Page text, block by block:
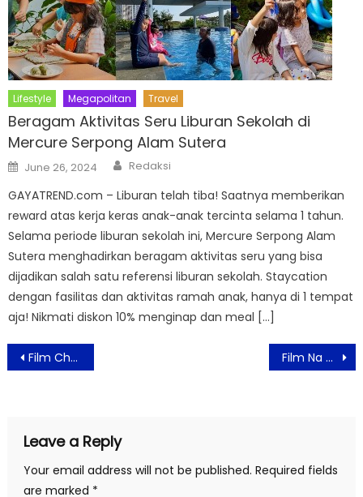
Lifestyle Megapolitan Travel
Beragam Aktivitas Seru Liburan Sekolah di
Mercure Serpong Alam Sutera
Posted
on
June 26, 2024 Author
Redaksi
GAYATREND.com – Liburan telah tiba! Saatnya memberikan
reward atas kerja keras anak-anak tercinta selama 1 tahun.
Selama periode liburan sekolah ini, Mercure Serpong Alam
Sutera menghadirkan beragam aktivitas seru yang bisa
dijadikan salah satu referensi liburan sekolah. Staycation
dengan fasilitas dan aktivitas ramah anak, hanya di 1 tempat
aja! Nikmati diskon 10% menginap dan meal […]
Post
navigation
Film Check Out Sekarang, Pay Later (CAPER) Suguhkan Cerita yang Relevan Sekaligus Menyegarkan dan Menyegarkan Film Na Willa Karya Kreator JUMBO Resmi Merilis Teaser Poster, tayang Lebaran tahun ini di bioskop
Leave a Reply
Your email address will not be published. Required fields
are marked *